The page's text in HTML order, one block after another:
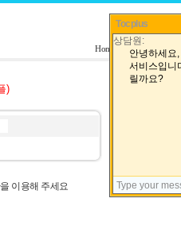
Home > 토드백 > 보냉백
)
이용해 주세요
Tocplus